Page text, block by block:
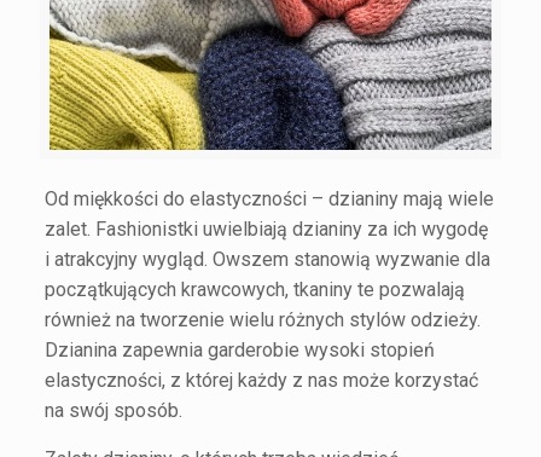
Od miękkości do elastyczności – dzianiny mają wiele
zalet. Fashionistki uwielbiają dzianiny za ich wygodę
i atrakcyjny wygląd. Owszem stanowią wyzwanie dla
początkujących krawcowych, tkaniny te pozwalają
również na tworzenie wielu różnych stylów odzieży.
Dzianina zapewnia garderobie wysoki stopień
elastyczności, z której każdy z nas może korzystać
na swój sposób.